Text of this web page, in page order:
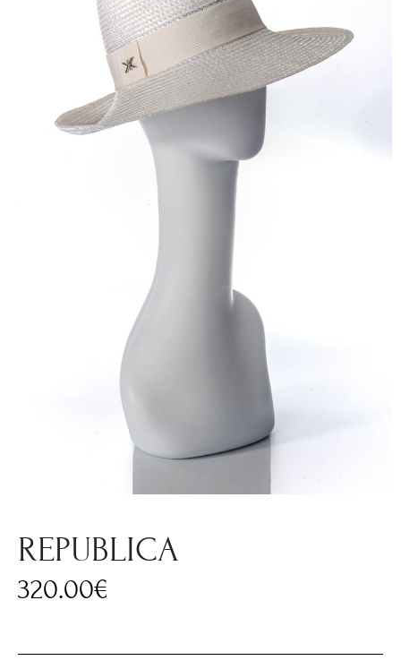
REPUBLICA
320.00€